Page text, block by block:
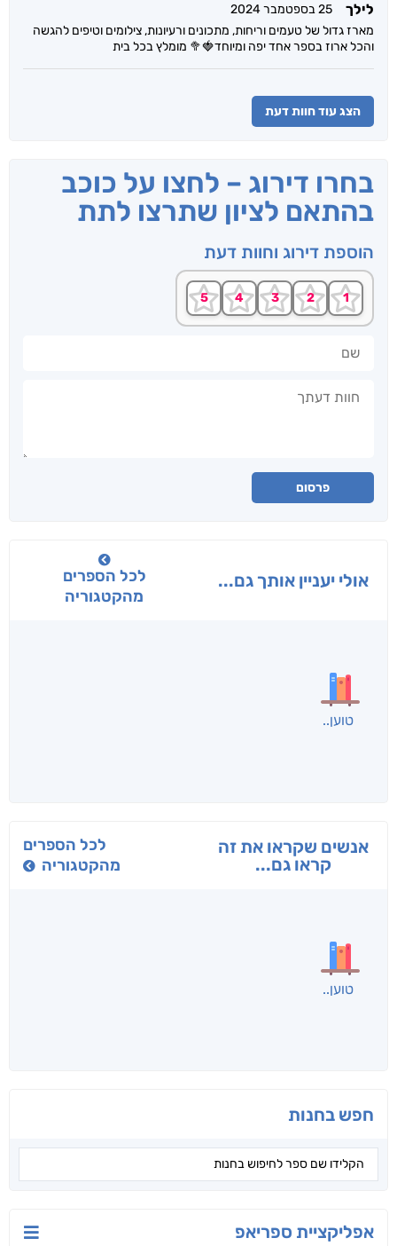
לילך
25 בספטמבר 2024
מארז גדול של טעמים וריחות, מתכונים ורעיונות, צילומים וטיפים להגשה
והכל ארוז בספר אחד יפה ומיוחד🍓🥦 מומלץ בכל בית
הצג עוד חוות דעת
בחרו דירוג – לחצו על כוכב
בהתאם לציון שתרצו לתת
הוספת דירוג וחוות דעת
פרסום
אולי יעניין אותך גם...
לכל הספרים
מהקטגוריה
בפנוכו
חני שאטן
תרדמת
א. פ.
אנשים שקראו את זה